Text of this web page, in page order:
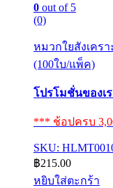
0 out of 5
(0)
หมวกใยสังเคร
(100ใบ/แพ็ค)
โปรโมชั่นของเ
*** ช้อปครบ
SKU:
฿215.00
หยิบใส่ตะกร้า